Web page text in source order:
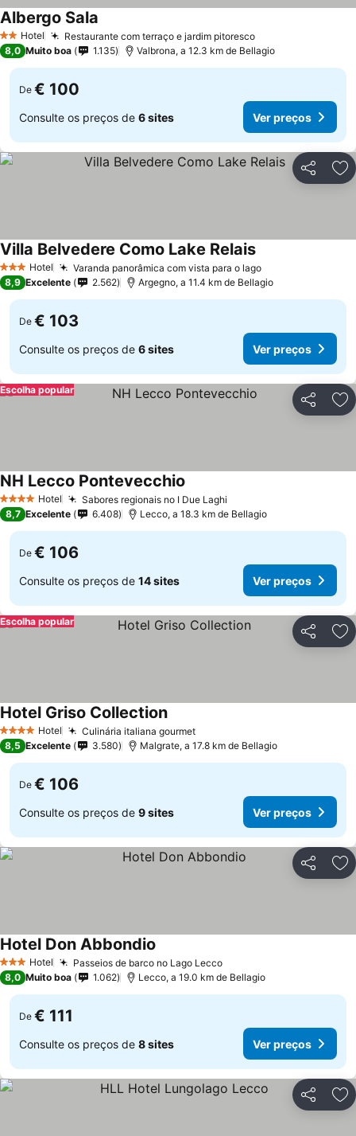
2 Estrelas
Hotel Restaurante com terraço e jardim pitorescoVer preços
Albergo Sala
8,0 Muito boa 1.135 Valbrona, a 12.3 km de Bellagio
De € 100
Consulte os preços de 6 sites Ver preços
Partilhar
3 EstrelasHotel Varanda panorâmica com vista para o lagoVer preços
Villa Belvedere Como Lake RelaisVer preços
8,9 Excelente 2.562 Argegno, a 11.4 km de Bellagio
De € 103
Consulte os preços de 6 sites Ver preços
Partilhar
Escolha popular
4 EstrelasHotel Sabores regionais no I Due Laghi
NH Lecco Pontevecchio
8,7 Excelente 6.408 Lecco, a 18.3 km de Bellagio
De € 106
Consulte os preços de 14 sites Ver preços
Partilhar
Escolha popular
4 EstrelasHotel Culinária italiana gourmetVer preços
Hotel Griso CollectionVer preços
8,5 Excelente 3.580 Malgrate, a 17.8 km de Bellagio
De € 106
Consulte os preços de 9 sites Ver preços
Partilhar
3 EstrelasHotel Passeios de barco no Lago LeccoVer preços
Hotel Don Abbondio
8,0 Muito boa 1.062 Lecco, a 19.0 km de Bellagio
De € 111
Consulte os preços de 8 sites Ver preços
Partilhar